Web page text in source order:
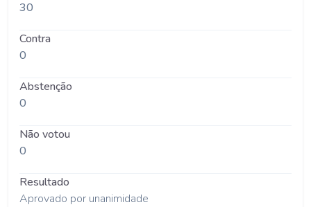
30
Contra
0
Abstenção
0
Não votou
0
Resultado
Aprovado por unanimidade